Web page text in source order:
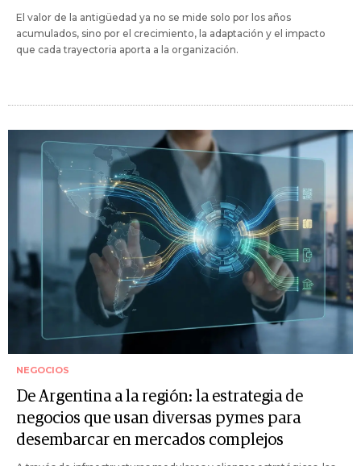
El valor de la antigüedad ya no se mide solo por los años
acumulados, sino por el crecimiento, la adaptación y el impacto
que cada trayectoria aporta a la organización.
NEGOCIOS
De Argentina a la región: la estrategia de
negocios que usan diversas pymes para
desembarcar en mercados complejos